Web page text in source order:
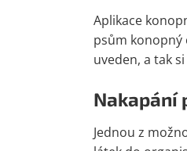
Aplikace
psům konopný
uveden, a tak
Nakapání
Jednou z